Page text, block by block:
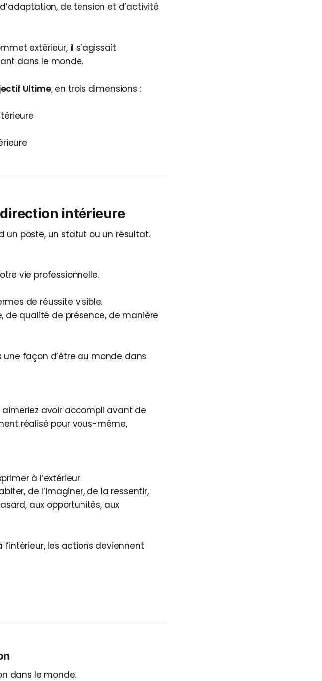
de tension et d’activité
extérieur, il s’agissait
dans le monde.
Ultime, en trois dimensions :
direction intérieure
un poste, un statut ou un résultat.
vie professionnelle.
de réussite visible.
de qualité de présence, de manière
une façon d’être au monde dans
aimeriez avoir accompli avant de
réalisé pour vous-même,
à l’extérieur.
de l’imaginer, de la ressentir,
aux opportunités, aux
les actions deviennent
dans le monde.